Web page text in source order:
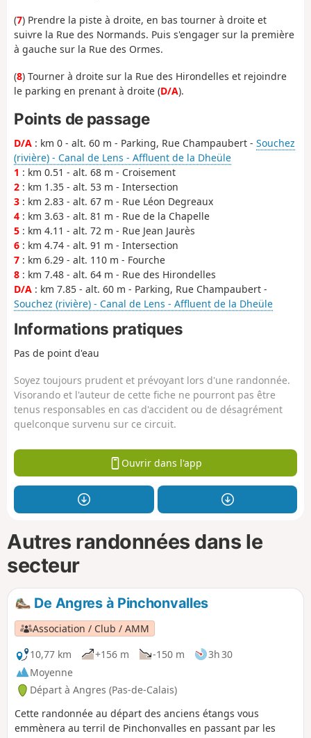
(7) Prendre la piste à droite, en bas tourner à droite et
suivre la Rue des Normands. Puis s'engager sur la première
à gauche sur la Rue des Ormes.
(8) Tourner à droite sur la Rue des Hirondelles et rejoindre
le parking en prenant à droite (D/A).
Points de passage
D/A : km 0 - alt. 60 m - Parking, Rue Champaubert - Souchez
(rivière) - Canal de Lens - Affluent de la Dheüle
1 : km 0.51 - alt. 68 m - Croisement
2 : km 1.35 - alt. 53 m - Intersection
3 : km 2.83 - alt. 67 m - Rue Léon Degreaux
4 : km 3.63 - alt. 81 m - Rue de la Chapelle
5 : km 4.11 - alt. 72 m - Rue Jean Jaurès
6 : km 4.74 - alt. 91 m - Intersection
7 : km 6.29 - alt. 110 m - Fourche
8 : km 7.48 - alt. 64 m - Rue des Hirondelles
D/A : km 7.85 - alt. 60 m - Parking, Rue Champaubert -
Souchez (rivière) - Canal de Lens - Affluent de la Dheüle
Informations pratiques
Pas de point d'eau
Soyez toujours prudent et prévoyant lors d'une randonnée.
Visorando et l'auteur de cette fiche ne pourront pas être
tenus responsables en cas d'accident ou de désagrément
quelconque survenu sur ce circuit.
Ouvrir dans l'app
Autres randonnées dans le
secteur
De Angres à Pinchonvalles
Association / Club / AMM
10,77 km
+156 m -150 m
3h 30
Moyenne
Départ à Angres (Pas-de-Calais)
Cette randonnée au départ des anciens étangs vous
emmènera au terril de Pinchonvalles en passant par les